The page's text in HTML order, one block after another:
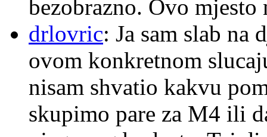
bezobrazno. Ovo
drlovric: Ja sam slab na
ovom konkretnom
nisam shvatio kakvu
skupimo pare za M4 ili